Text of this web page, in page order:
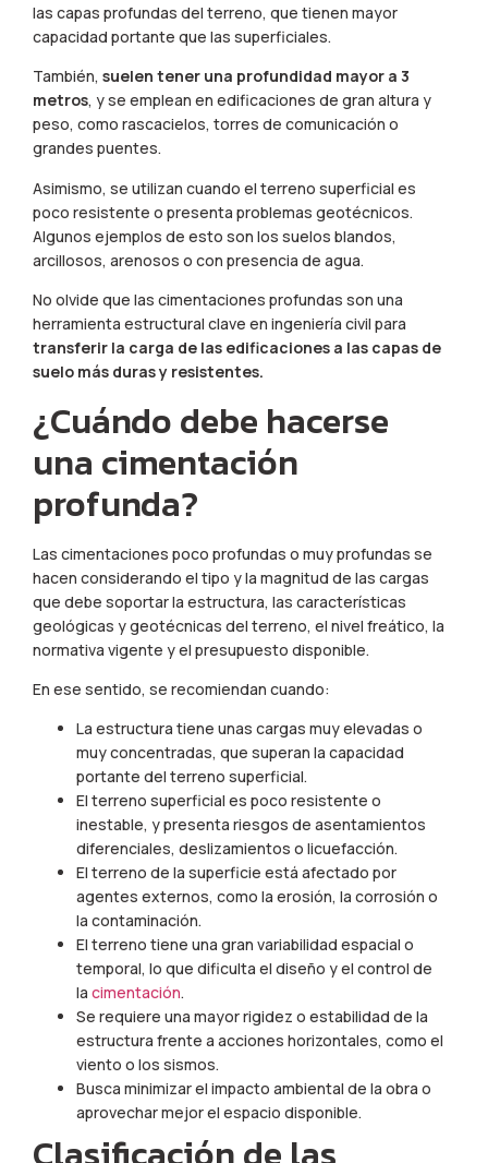
las capas profundas del terreno, que tienen mayor
capacidad portante que las superficiales.
También, suelen tener una profundidad mayor a 3
metros, y se emplean en edificaciones de gran altura y
peso, como rascacielos, torres de comunicación o
grandes puentes.
Asimismo, se utilizan cuando el terreno superficial es
poco resistente o presenta problemas geotécnicos.
Algunos ejemplos de esto son los suelos blandos,
arcillosos, arenosos o con presencia de agua.
No olvide que las cimentaciones profundas son una
herramienta estructural clave en ingeniería civil para
transferir la carga de las edificaciones a las capas de
suelo más duras y resistentes.
¿Cuándo debe hacerse
una cimentación
profunda?
Las cimentaciones poco profundas o muy profundas se
hacen considerando el tipo y la magnitud de las cargas
que debe soportar la estructura, las características
geológicas y geotécnicas del terreno, el nivel freático, la
normativa vigente y el presupuesto disponible.
En ese sentido, se recomiendan cuando:
La estructura tiene unas cargas muy elevadas o
muy concentradas, que superan la capacidad
portante del terreno superficial.
El terreno superficial es poco resistente o
inestable, y presenta riesgos de asentamientos
diferenciales, deslizamientos o licuefacción.
El terreno de la superficie está afectado por
agentes externos, como la erosión, la corrosión o
la contaminación.
El terreno tiene una gran variabilidad espacial o
temporal, lo que dificulta el diseño y el control de
la cimentación.
Se requiere una mayor rigidez o estabilidad de la
estructura frente a acciones horizontales, como el
viento o los sismos.
Busca minimizar el impacto ambiental de la obra o
aprovechar mejor el espacio disponible.